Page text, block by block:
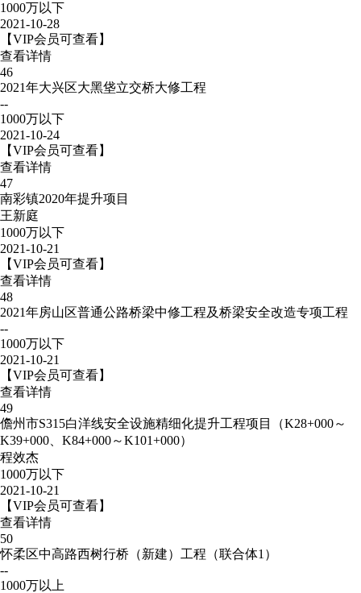
1000万以下
2021-10-28
【VIP会员可查看】
查看详情
46
2021年大兴区大黑垡立交桥大修工程
--
1000万以下
2021-10-24
【VIP会员可查看】
查看详情
47
南彩镇2020年提升项目
王新庭
1000万以下
2021-10-21
【VIP会员可查看】
查看详情
48
2021年房山区普通公路桥梁中修工程及桥梁安全改造专项工程
--
1000万以下
2021-10-21
【VIP会员可查看】
查看详情
49
儋州市S315白洋线安全设施精细化提升工程项目（K28+000～
K39+000、K84+000～K101+000）
程效杰
1000万以下
2021-10-21
【VIP会员可查看】
查看详情
50
怀柔区中高路西树行桥（新建）工程（联合体1）
--
1000万以上